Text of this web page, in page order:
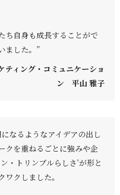
ち自身も成長することがで
ました。”
ィング・コミュニケーショ
ン 平山 雅子
なるようなアイデアの出し
クを重ねるごとに強みや企
・トリンブルらしさ’が形と
クしました。